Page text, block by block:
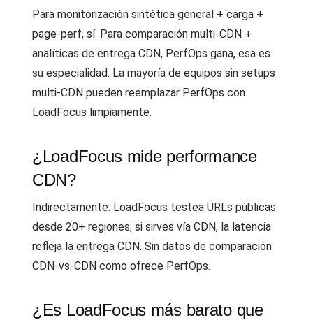
Para monitorización sintética general + carga +
page-perf, sí. Para comparación multi-CDN +
analíticas de entrega CDN, PerfOps gana, esa es
su especialidad. La mayoría de equipos sin setups
multi-CDN pueden reemplazar PerfOps con
LoadFocus limpiamente.
¿LoadFocus mide performance
CDN?
Indirectamente. LoadFocus testea URLs públicas
desde 20+ regiones; si sirves vía CDN, la latencia
refleja la entrega CDN. Sin datos de comparación
CDN-vs-CDN como ofrece PerfOps.
¿Es LoadFocus más barato que